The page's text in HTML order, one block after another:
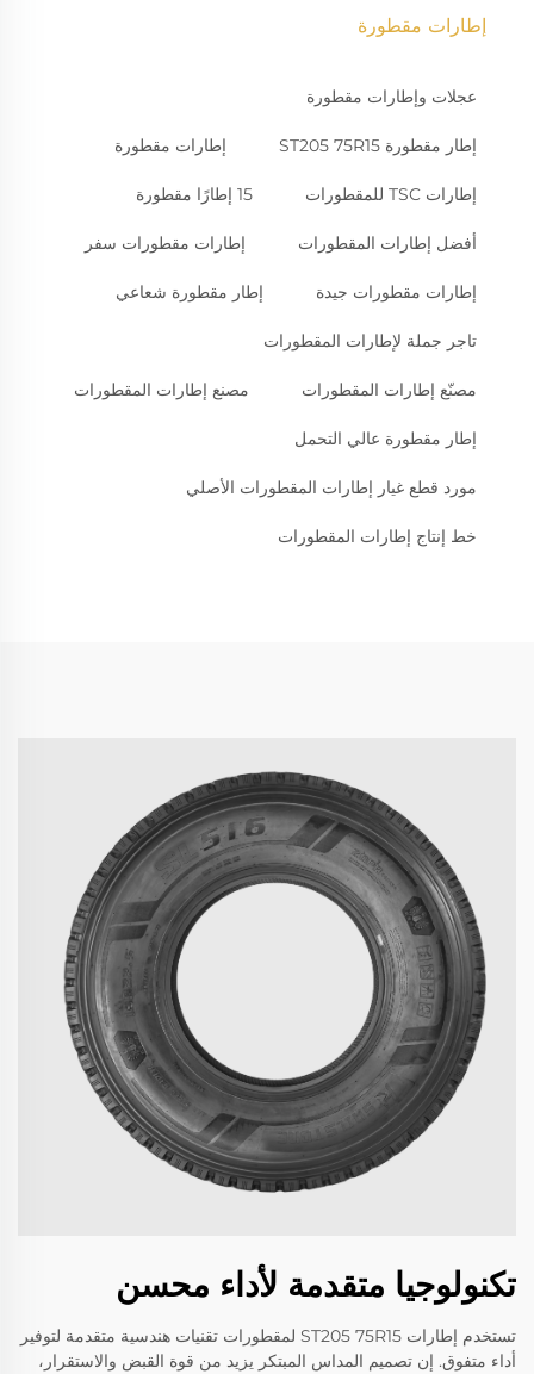
إطارات مقطورة
عجلات وإطارات مقطورة
إطار مقطورة ST205 75R15 إطارات مقطورة
إطارات TSC للمقطورات 15 إطارًا مقطورة
أفضل إطارات المقطورات إطارات مقطورات سفر
إطارات مقطورات جيدة إطار مقطورة شعاعي
تاجر جملة لإطارات المقطورات
مصنّع إطارات المقطورات مصنع إطارات المقطورات
إطار مقطورة عالي التحمل
مورد قطع غيار إطارات المقطورات الأصلي
خط إنتاج إطارات المقطورات
تكنولوجيا متقدمة لأداء محسن
تستخدم إطارات ST205 75R15 لمقطورات تقنيات هندسية متقدمة لتوفير
أداء متفوق. إن تصميم المداس المبتكر يزيد من قوة القبض والاستقرار،